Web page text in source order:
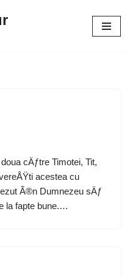
cÄƒtre Timotei, Tit,
acestea cu
Ã®n Dumnezeu sÄƒ
la fapte bune.…